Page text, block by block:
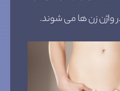
واژن زن ها می شوند.